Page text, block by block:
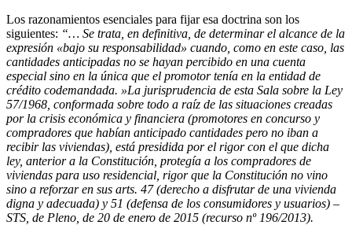
Los razonamientos esenciales para fijar esa doctrina son los
siguientes: “… Se trata, en definitiva, de determinar el alcance de la
expresión «bajo su responsabilidad» cuando, como en este caso, las
cantidades anticipadas no se hayan percibido en una cuenta
especial sino en la única que el promotor tenía en la entidad de
crédito codemandada. »La jurisprudencia de esta Sala sobre la Ley
57/1968, conformada sobre todo a raíz de las situaciones creadas
por la crisis económica y financiera (promotores en concurso y
compradores que habían anticipado cantidades pero no iban a
recibir las viviendas), está presidida por el rigor con el que dicha
ley, anterior a la Constitución, protegía a los compradores de
viviendas para uso residencial, rigor que la Constitución no vino
sino a reforzar en sus arts. 47 (derecho a disfrutar de una vivienda
digna y adecuada) y 51 (defensa de los consumidores y usuarios) –
STS, de Pleno, de 20 de enero de 2015 (recurso nº 196/2013).